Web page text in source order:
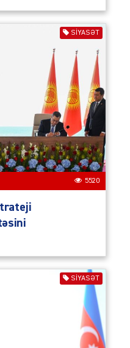
SIYASƏT
5520
SIYASƏT